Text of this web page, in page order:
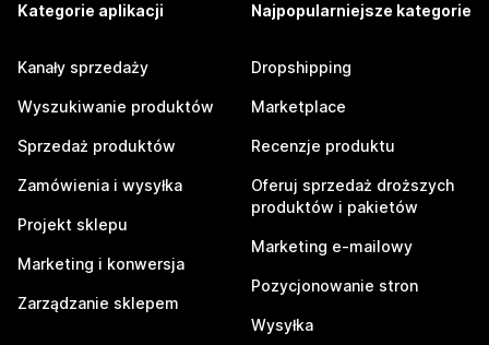
Kategorie aplikacji
Kanały sprzedaży
Wyszukiwanie produktów
Sprzedaż produktów
Zamówienia i wysyłka
Projekt sklepu
Marketing i konwersja
Zarządzanie sklepem
Najpopularniejsze kategorie
Dropshipping
Marketplace
Recenzje produktu
Oferuj sprzedaż droższych
produktów i pakietów
Marketing e-mailowy
Pozycjonowanie stron
Wysyłka